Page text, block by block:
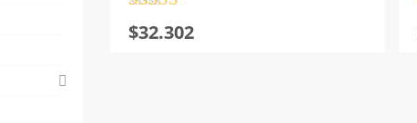
con4.5de
$32.302